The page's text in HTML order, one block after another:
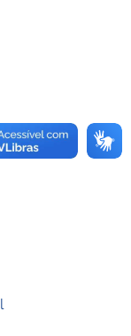
2026.